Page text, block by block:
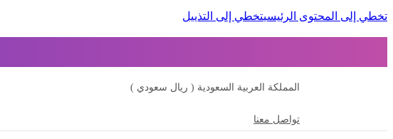
تخطي إلى المحتوى الرئيسيتخطي إلى التذييل
المملكة العربية السعودية ( ريال سعودي )
تواصل معنا